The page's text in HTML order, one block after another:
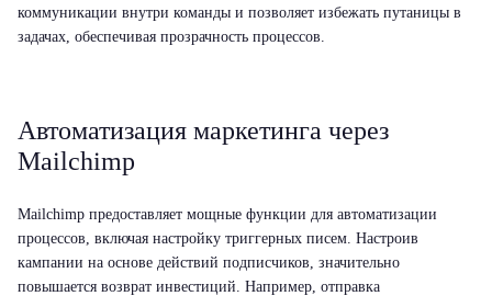
коммуникации внутри команды и позволяет избежать путаницы в
задачах, обеспечивая прозрачность процессов.
Автоматизация маркетинга через
Mailchimp
Mailchimp предоставляет мощные функции для автоматизации
процессов, включая настройку триггерных писем. Настроив
кампании на основе действий подписчиков, значительно
повышается возврат инвестиций. Например, отправка